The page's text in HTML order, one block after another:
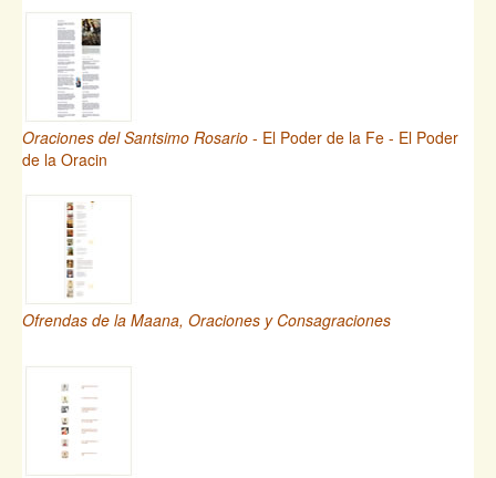
Oraciones del Santsimo Rosario - El Poder de la Fe - El Poder
de la Oracin
Ofrendas de la Maana, Oraciones y Consagraciones